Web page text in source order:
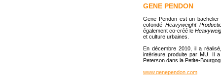
GENE PENDON
Gene Pendon est un
cofondéHeavyweight
également co-créé le
et culture urbaines.
En décembre 2010, il a
intérieure produite par MU. Il
Peterson dans la Petite-
www.genependon.com